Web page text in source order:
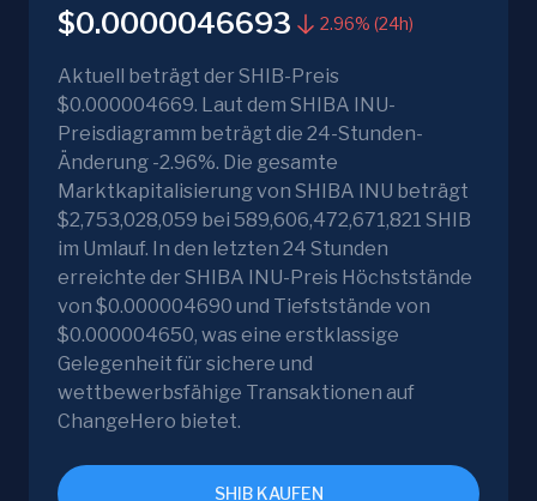
$0.0000046693 2.96% (24h)
Aktuell beträgt der SHIB-Preis
$0.000004669. Laut dem SHIBA INU-
Preisdiagramm beträgt die 24-Stunden-
Änderung -2.96%. Die gesamte
Marktkapitalisierung von SHIBA INU beträgt
$2,753,028,059 bei 589,606,472,671,821 SHIB
im Umlauf. In den letzten 24 Stunden
erreichte der SHIBA INU-Preis Höchststände
von $0.000004690 und Tiefststände von
$0.000004650, was eine erstklassige
Gelegenheit für sichere und
wettbewerbsfähige Transaktionen auf
ChangeHero bietet.
SHIB KAUFEN